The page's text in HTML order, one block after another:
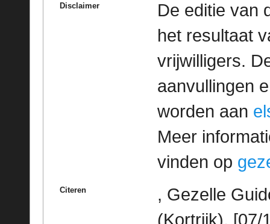
Disclaimer
De editie van
het resultaat
vrijwilligers.
aanvullingen
worden aan
Meer
vinden op
Citeren
, Gezelle
(Kortrijk), [07/